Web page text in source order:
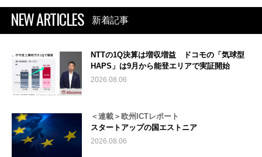
NEW ARTICLES 新着記事
NTTの1Q決算は増収増益 ドコモの「気球型
HAPS」は9月から能登エリアで実証開始
2026.08.06
＜連載＞欧州ICTレポート
スタートアップの国エストニア
2026.08.06